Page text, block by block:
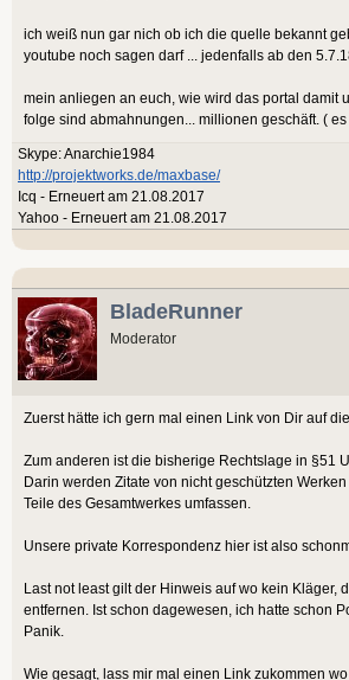
ich weiß nun gar nich ob ich die quelle bekannt
youtube noch sagen darf ... jedenfalls ab den
mein anliegen an euch, wie wird das portal damit
folge sind abmahnungen... millionen geschäft. (
Skype: Anarchie1984
http://projektworks.de/maxbase/
Icq - Erneuert am 21.08.2017
Yahoo - Erneuert am 21.08.2017
BladeRunner
Moderator
Zuerst hätte ich gern mal einen Link von Dir auf
Zum anderen ist die bisherige Rechtslage in §51
Darin werden Zitate von nicht geschützten
Teile des Gesamtwerkes umfassen.
Unsere private Korrespondenz hier ist also
Last not least gilt der Hinweis auf wo kein Kläger,
entfernen. Ist schon dagewesen, ich hatte schon
Panik.
Wie gesagt, lass mir mal einen Link zukommen